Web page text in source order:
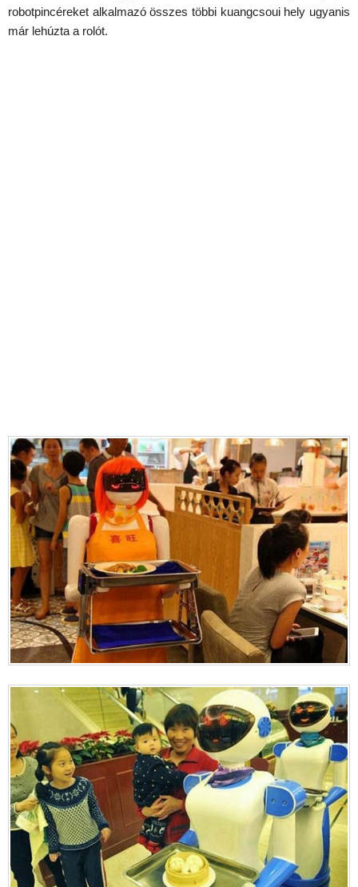
robotpincéreket alkalmazó összes többi kuangcsoui hely ugyanis
már lehúzta a rolót.